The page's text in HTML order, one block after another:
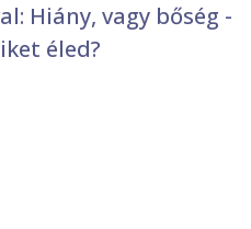
Hiány, vagy bőség -
éled?